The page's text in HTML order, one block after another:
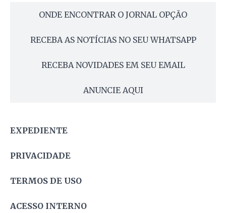
ONDE ENCONTRAR O JORNAL OPÇÃO
RECEBA AS NOTÍCIAS NO SEU WHATSAPP
RECEBA NOVIDADES EM SEU EMAIL
ANUNCIE AQUI
EXPEDIENTE
PRIVACIDADE
TERMOS DE USO
ACESSO INTERNO